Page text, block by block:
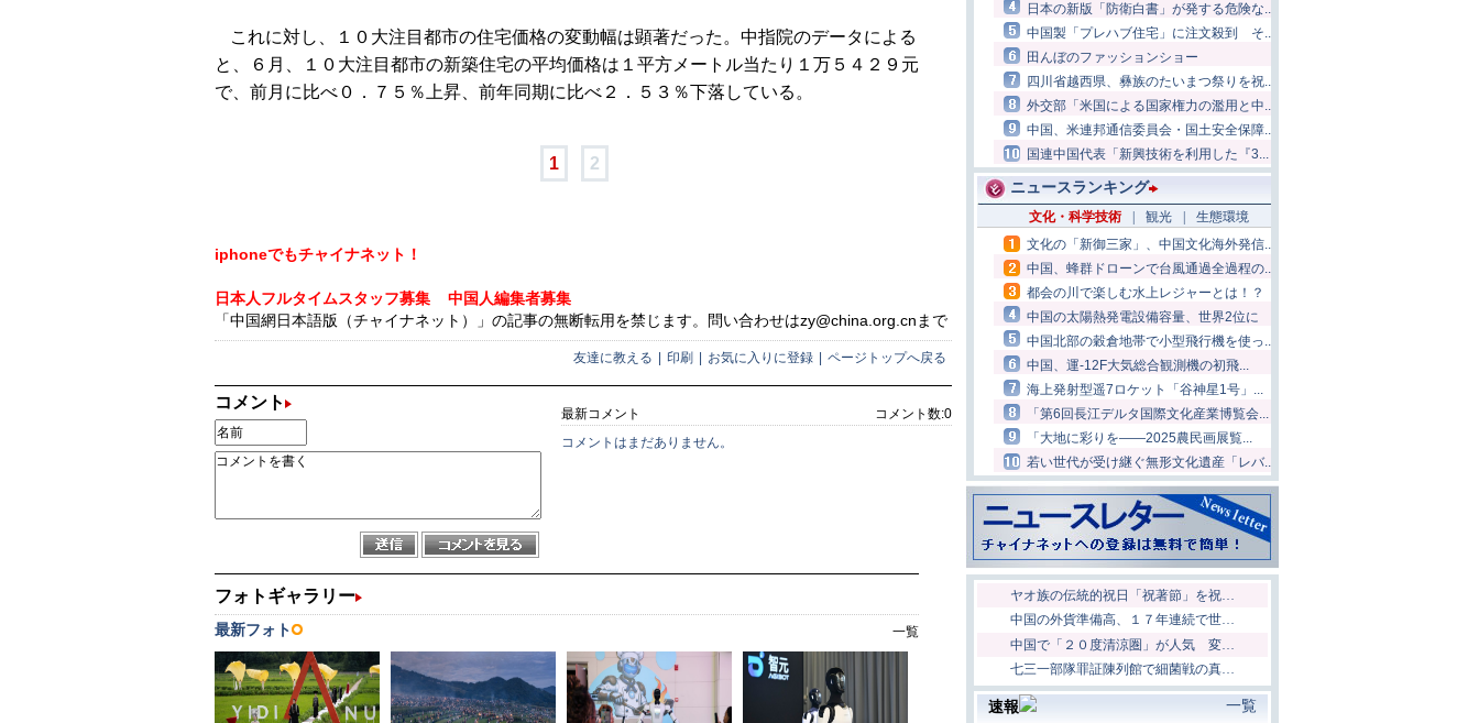
これに対し、１０大注目都市の住宅価格の変動幅は顕著だった。中指院のデータによる
と、６月、１０大注目都市の新築住宅の平均価格は１平方メートル当たり１万５４２９元
で、前月に比べ０．７５％上昇、前年同期に比べ２．５３％下落している。
1 2
iphoneでもチャイナネット！
日本人フルタイムスタッフ募集
中国人編集者募集
「中国網日本語版（チャイナネット）」の記事の無断転用を禁じます。問い合わせはzy@china.org.cnまで
友達に教える 印刷 お気に入りに登録 ページトップへ戻る
コメント
コメント数:0
最新コメント
コメントはまだありません。